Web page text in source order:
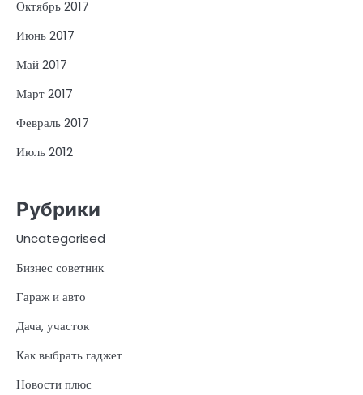
Октябрь 2017
Июнь 2017
Май 2017
Март 2017
Февраль 2017
Июль 2012
Рубрики
Uncategorised
Бизнес советник
Гараж и авто
Дача, участок
Как выбрать гаджет
Новости плюс